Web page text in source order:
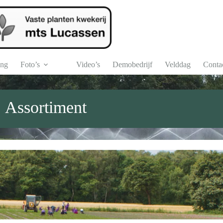
Foto’s Video’s Demobedrijf Velddag
Assortiment